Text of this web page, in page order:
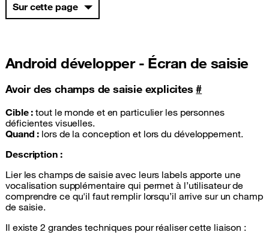
Sur cette page
Android développer - Écran de saisie
Avoir des champs de saisie explicites#
Cible : tout le monde et en particulier les personnes
déficientes visuelles.
Quand : lors de la conception et lors du développement.
Description :
Lier les champs de saisie avec leurs labels apporte une
vocalisation supplémentaire qui permet à l’utilisateur de
comprendre ce qu'il faut remplir lorsqu’il arrive sur un champ
de saisie.
Il existe 2 grandes techniques pour réaliser cette liaison :